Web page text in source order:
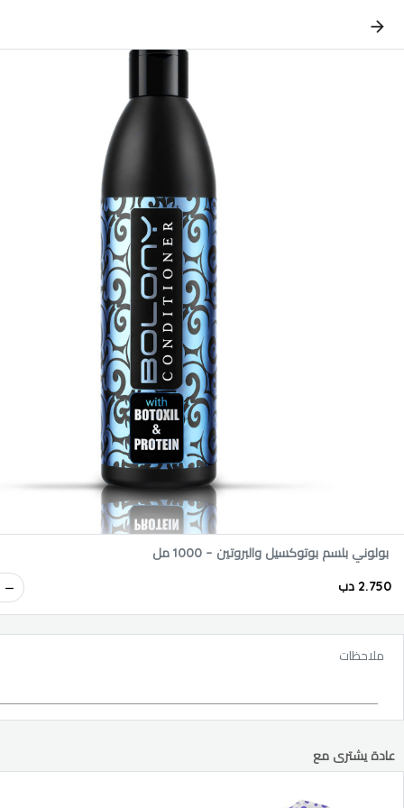
بولوني بلسم بوتوكسيل والبروتين – 1000 مل
2.750 دب
ملاحظات
عادة يشترى مع